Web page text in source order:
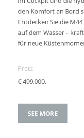
den Komfort an Bord
Entdecken Sie die
auf dem Wasser –
für neue
Preis:
€ 499.000,-
SEE MORE